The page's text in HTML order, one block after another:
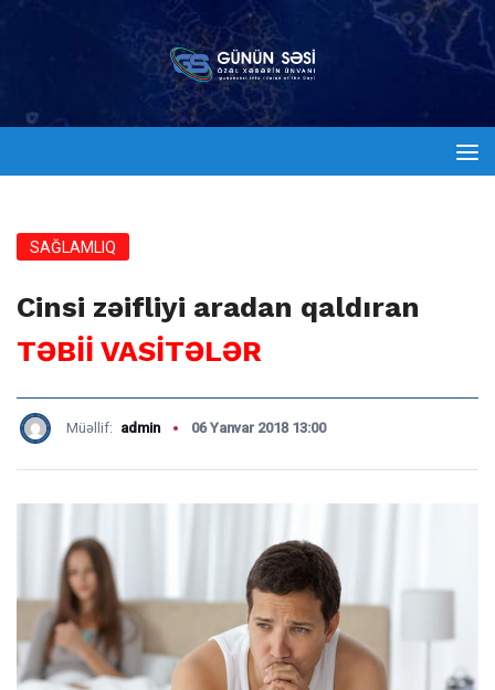
SAĞLAMLIQ
Cinsi zəifliyi aradan qaldıran
TƏBİİ VASİTƏLƏR
Müəllif: admin 06 Yanvar 2018 13:00